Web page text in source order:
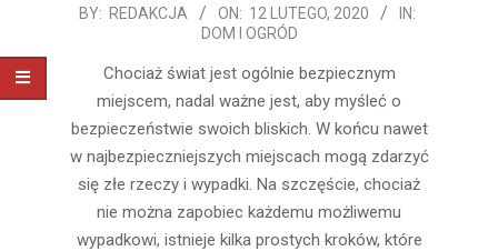
2020-
BY: REDAKCJA ON: 12 LUTEGO, 2020
IN:
DOM I OGRÓD
Chociaż świat jest ogólnie bezpiecznym
miejscem, nadal ważne jest, aby myśleć o
bezpieczeństwie swoich bliskich. W końcu nawet
w najbezpieczniejszych miejscach mogą zdarzyć
się złe rzeczy i wypadki. Na szczęście, chociaż
nie można zapobiec każdemu możliwemu
wypadkowi, istnieje kilka prostych kroków, które